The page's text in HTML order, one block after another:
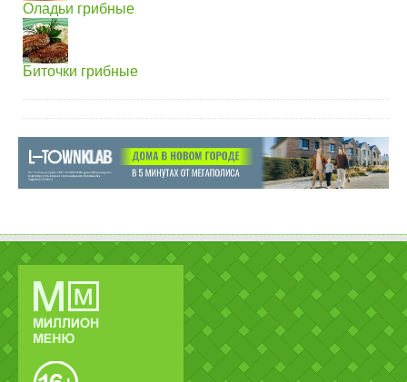
Оладьи грибные
Биточки грибные